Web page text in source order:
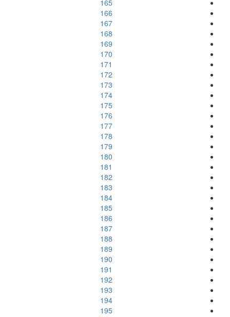
165
166
167
168
169
170
171
172
173
174
175
176
177
178
179
180
181
182
183
184
185
186
187
188
189
190
191
192
193
194
195